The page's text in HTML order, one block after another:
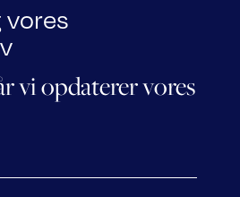
vores
vi opdaterer vores